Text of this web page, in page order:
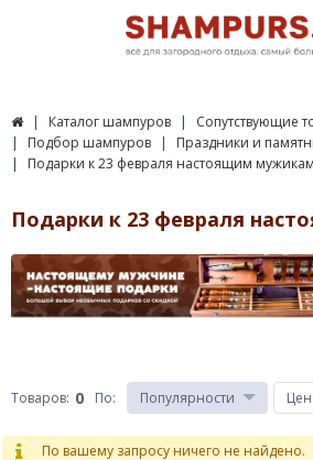
Каталог шампуров
Сопутствующие
Подбор шампуров
Праздники и
Подарки к 23 февраля настоящим
Подарки к 23 февраля
Товаров: 0 По: Популярности
По вашему запросу ничего не найдено.